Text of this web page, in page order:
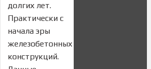
долгих лет.
Практически с
начала эры
железобетонных
конструкций.